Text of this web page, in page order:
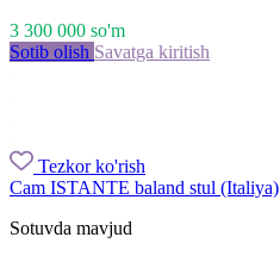
3 300 000 so'm
Sotib olish Savatga kiritish
Tezkor ko'rish
Cam ISTANTE baland stul (Italiya)
Sotuvda mavjud